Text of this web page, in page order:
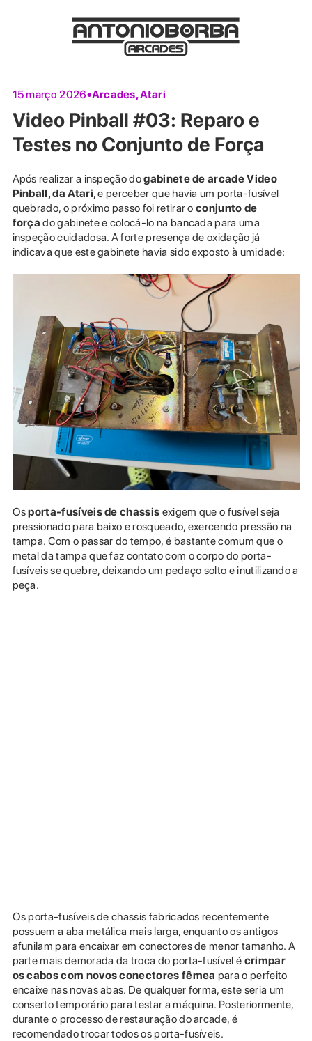
15 março 2026 Arcades,Atari
Video Pinball #03: Reparo e
Testes no Conjunto de Força
Após realizar a inspeção dogabinete de arcade Video
Pinball, da Atari, e perceber que havia um porta-fusível
quebrado, o próximo passo foi retirar oconjunto de
força do gabinete e colocá-lo na bancada para uma
inspeção cuidadosa. A forte presença de oxidação já
indicava que este gabinete havia sido exposto à umidade:
Osporta-fusíveis de chassis exigem que o fusível seja
pressionado para baixo e rosqueado, exercendo pressão na
tampa. Com o passar do tempo, é bastante comum que o
metal da tampa que faz contato com o corpo do porta-
fusíveis se quebre, deixando um pedaço solto e inutilizando a
peça.
Os porta-fusíveis de chassis fabricados recentemente
possuem a aba metálica mais larga, enquanto os antigos
afunilam para encaixar em conectores de menor tamanho. A
parte mais demorada da troca do porta-fusível é crimpar
os cabos com novos conectores fêmea para o perfeito
encaixe nas novas abas. De qualquer forma, este seria um
conserto temporário para testar a máquina. Posteriormente,
durante o processo de restauração do arcade, é
recomendado trocar todos os porta-fusíveis.